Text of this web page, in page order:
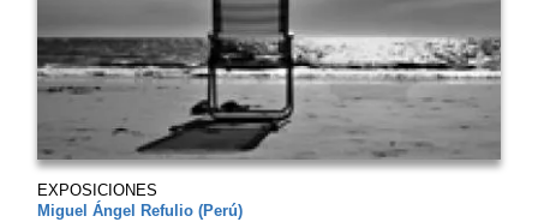
EXPOSICIONES
Miguel Ángel Refulio (Perú)